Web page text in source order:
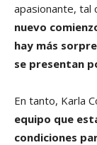
apasionante, tal
nuevo
hay más
se presentan
En tanto, Karla
equipo que
condiciones